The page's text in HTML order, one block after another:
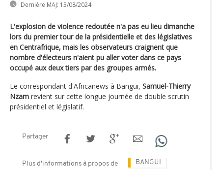
Dernière MAJ: 13/08/2024
L'explosion de violence redoutée n'a pas eu lieu dimanche
lors du premier tour de la présidentielle et des législatives
en Centrafrique, mais les observateurs craignent que
nombre d'électeurs n'aient pu aller voter dans ce pays
occupé aux deux tiers par des groupes armés.
Le correspondant d'Africanews à Bangui, Samuel-Thierry
Nzam revient sur cette longue journée de double scrutin
présidentiel et législatif.
Partager
Plus d'informations à propos de BANGUI